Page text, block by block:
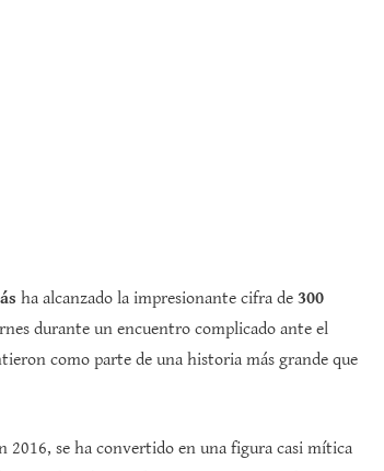
ha alcanzado la impresionante cifra de 300
durante un encuentro complicado ante el
como parte de una historia más grande que
2016, se ha convertido en una figura casi mítica